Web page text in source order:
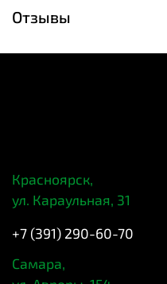
Отзывы
Красноярск,
ул. Караульная, 31
+7 (391) 290-60-70
Самара,